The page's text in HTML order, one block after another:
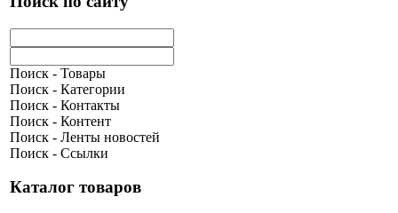
Поиск - Товары
Поиск - Категории
Поиск - Контакты
Поиск - Контент
Поиск - Ленты новостей
Поиск - Ссылки
Каталог товаров